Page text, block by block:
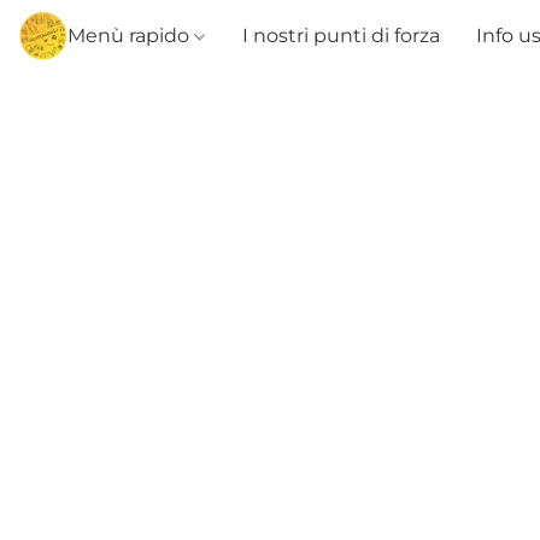
Menù rapido I nostri punti di forza Info